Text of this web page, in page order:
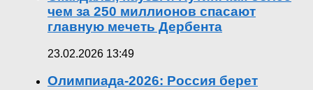
чем за 250 миллионов спасают
главную мечеть Дербента
23.02.2026 13:49
Олимпиада-2026: Россия берет